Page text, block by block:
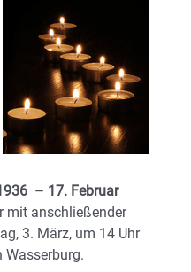
– 17. Februar
mit anschließender
3. März, um 14 Uhr
Wasserburg.